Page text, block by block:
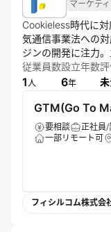
マーケテ
Cookieless時代に
気通信事業法への
ジンの開発に注力
ィ・デットファイ
活用。技術情報の積
従業員数
1人
設立年数
6年
GTM(Go To
要相談
正社員/
一部リモート可
フィシルコム株式会